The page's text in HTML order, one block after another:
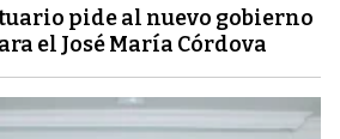
pide al nuevo gobierno
el José María Córdova